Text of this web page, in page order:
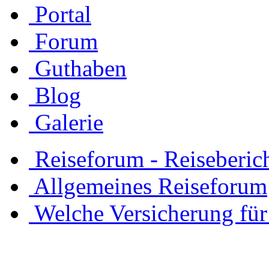
Portal
Forum
Guthaben
Blog
Galerie
Reiseforum -
Allgemeines Reiseforum
Welche Versicherung